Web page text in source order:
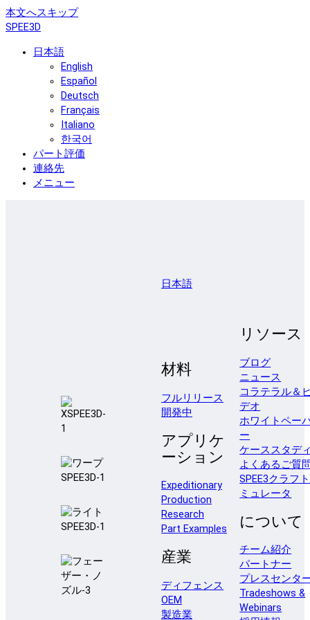
本文へスキップ
SPEE3D
日本語
English
Español
Deutsch
Français
Italiano
한국어
パート評価
連絡先
メニュー
日本語
材料
フルリリース
開発中
アプリケ
ーション
Expeditionary
Production
Research
Part Examples
産業
ディフェンス
OEM
製造業
リソース
ブログ
ニュース
コラテラル＆
デオ
ホワイトペー
ー
ケーススタデ
よくあるご質
SPEE3クラフ
ミュレータ
について
チーム紹介
パートナー
プレスセンタ
Tradeshows &
Webinars